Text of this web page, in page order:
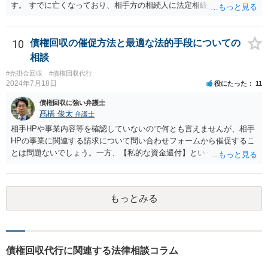
す。 すでに亡くなっており、相手方の相続人に法定相続分に応じて請
が難しくなります。 お早めに相続人に請求していくか、それが難しい
場合は、弁護士に相談されるのがよろしいかと思います。
10
債権回収の催促方法と最適な法的手段についての
相談
#売掛金回収 #債権回収代行
2024年7月18日 役にたった 11
債権回収に強い弁護士
髙橋 俊太 弁護士
相手HPや事業内容等を確認していないので何とも言えませんが、相手
HPの事業に関連する請求について問い合わせフォームから催促するこ
とは問題ないでしょう。一方、【私的な資金還付】という点が事業と
ないところです。
もっとみる
債権回収代行に関連する法律相談コラム